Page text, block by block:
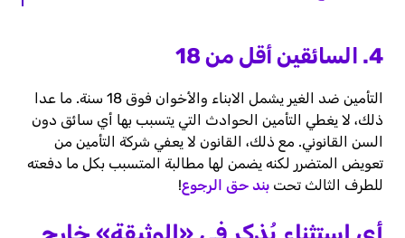
4. السائقين أقل من 18
التأمين ضد الغير يشمل الابناء والأخوان فوق 18 سنة. ما عدا
ذلك، لا يغطي التأمين الحوادث التي يتسبب بها أي سائق دون
السن القانوني. مع ذلك، القانون لا يعفي شركة التأمين من
تعويض المتضرر لكنه يضمن لها مطالبة المتسبب بكل ما دفعته
للطرف الثالث تحتبند حق الرجوع!